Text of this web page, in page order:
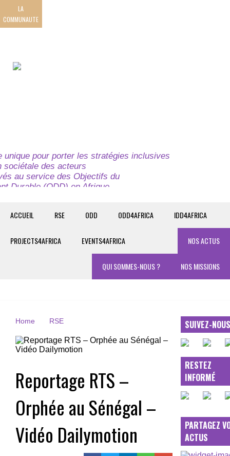
LA
COMMUNAUTE
unique pour porter les stratégies inclusives
sociétale des acteurs
au service des Objectifs du
Durable (ODD) en Afrique.
ACCUEIL RSE ODD ODD4AFRICA IDD4AFRICA
PROJECTS4AFRICA EVENTS4AFRICA NOS ACTUS
NOS MISSIONS
QUI SOMMES-NOUS ?
Home RSE
Reportage RTS –
Orphée au Sénégal –
Vidéo Dailymotion
SUIVEZ-
RESTEZ
INFORMÉ
PARTAGEZ
ACTUS